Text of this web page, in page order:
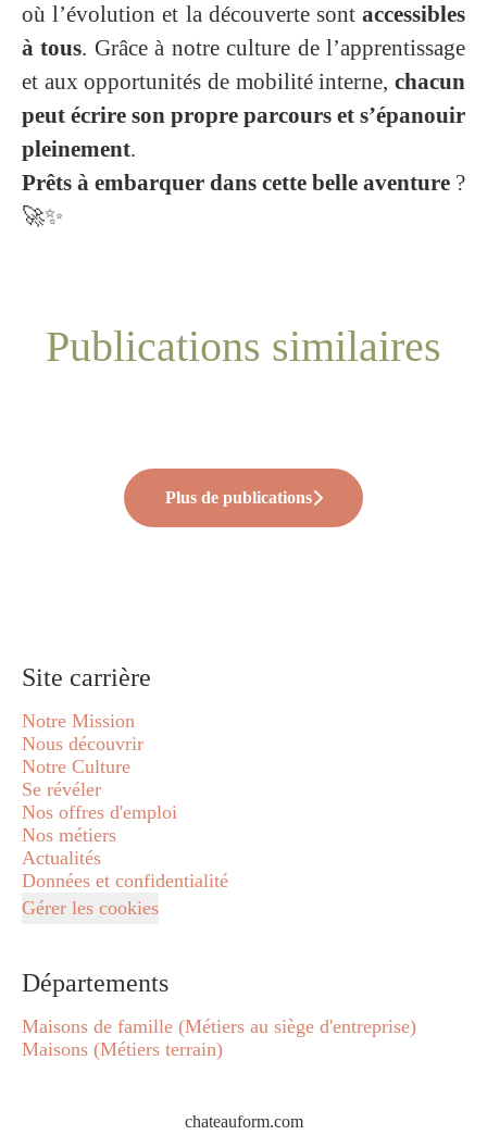
où l’évolution et la découverte sontaccessibles
à tous. Grâce à notre culture de l’apprentissage
et aux opportunités de mobilité interne, chacun
peut écrire son propre parcours et s’épanouir
pleinement.
Prêts à embarquer dans cette belle aventure ?
🚀✨
Publications similaires
Renouveler l’engagement, retour à
🎙️ Quand les angles morts RH
Plus de publications
Site carrière
Notre Mission
Nous découvrir
Notre Culture
Se révéler
Nos offres d'emploi
Nos métiers
Actualités
Données et confidentialité
Gérer les cookies
Départements
Maisons de famille (Métiers au siège d'entreprise)
Maisons (Métiers terrain)
chateauform.com